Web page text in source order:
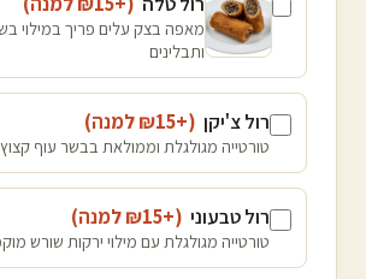
מאפה בצק עלים פריך במילוי
ותבלינים
רול צ'יקן (+₪
15 למנה)
טורטייה מגולגלת וממולאת בבשר עוף קצוץ
רול טבעוני (+₪
15 למנה)
טורטייה מגולגלת עם מילוי ירקות שורש